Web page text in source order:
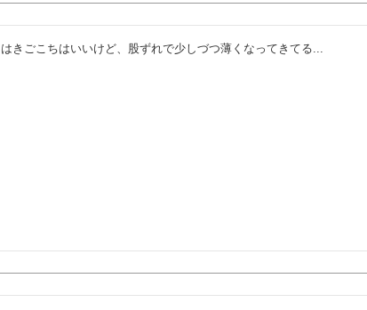
はきごこちはいいけど、股ずれで少しづつ薄くなってきてる...